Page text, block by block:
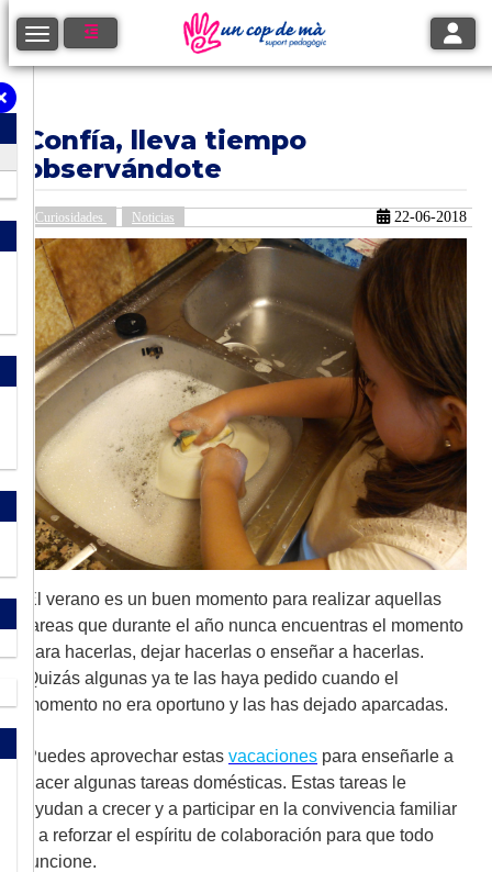
Toggle navigation
Confía, lleva tiempo
observándote
Curiosidades Noticias 22-06-2018
El verano es un buen momento para realizar aquellas
tareas que durante el año nunca encuentras el momento
para hacerlas, dejar hacerlas o enseñar a hacerlas.
Quizás algunas ya te las haya pedido cuando el
momento no era oportuno y las has dejado aparcadas.
Puedes aprovechar estas vacaciones para enseñarle a
hacer algunas tareas domésticas. Estas tareas le
ayudan a crecer y a participar en la convivencia familiar
y a reforzar el espíritu de colaboración para que todo
funcione.